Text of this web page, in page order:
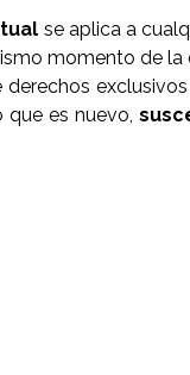
se aplica a
momento de la
es nuevo,